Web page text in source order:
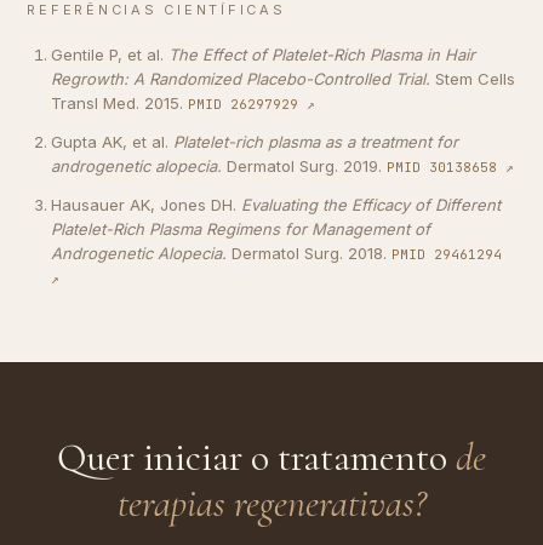
REFERÊNCIAS CIENTÍFICAS
Gentile P, et al. The Effect of Platelet-Rich Plasma in Hair
Regrowth: A Randomized Placebo-Controlled Trial. Stem Cells
Transl Med. 2015. PMID 26297929 ↗
Gupta AK, et al. Platelet-rich plasma as a treatment for
androgenetic alopecia. Dermatol Surg. 2019. PMID 30138658 ↗
Hausauer AK, Jones DH. Evaluating the Efficacy of Different
Platelet-Rich Plasma Regimens for Management of
Androgenetic Alopecia. Dermatol Surg. 2018. PMID 29461294
↗
Quer iniciar o tratamento de
terapias regenerativas?